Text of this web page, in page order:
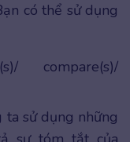
có thể sử dụng
compare(s)/
sử dụng những